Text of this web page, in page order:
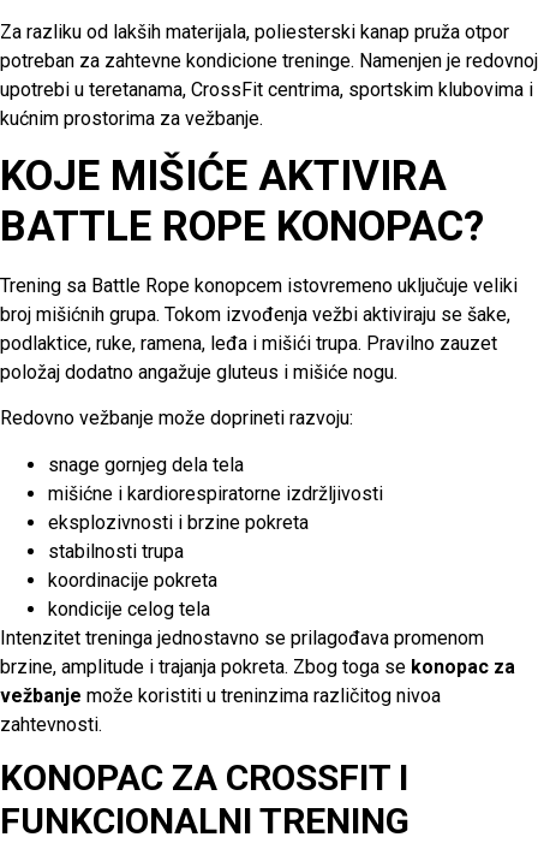
Za razliku od lakših materijala, poliesterski kanap pruža otpor
potreban za zahtevne kondicione treninge. Namenjen je redovnoj
upotrebi u teretanama, CrossFit centrima, sportskim klubovima i
kućnim prostorima za vežbanje.
KOJE MIŠIĆE AKTIVIRA
BATTLE ROPE KONOPAC?
Trening sa Battle Rope konopcem istovremeno uključuje veliki
broj mišićnih grupa. Tokom izvođenja vežbi aktiviraju se šake,
podlaktice, ruke, ramena, leđa i mišići trupa. Pravilno zauzet
položaj dodatno angažuje gluteus i mišiće nogu.
Redovno vežbanje može doprineti razvoju:
snage gornjeg dela tela
mišićne i kardiorespiratorne izdržljivosti
eksplozivnosti i brzine pokreta
stabilnosti trupa
koordinacije pokreta
kondicije celog tela
Intenzitet treninga jednostavno se prilagođava promenom
brzine, amplitude i trajanja pokreta. Zbog toga se konopac za
vežbanje može koristiti u treninzima različitog nivoa
zahtevnosti.
KONOPAC ZA CROSSFIT I
FUNKCIONALNI TRENING